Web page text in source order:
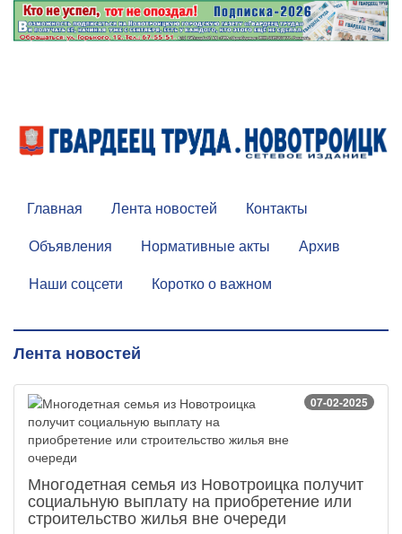
Главная Лента новостей
Контакты
Объявления
Нормативные акты
Архив
Наши соцсети
Коротко о важном
Лента новостей
07-02-2025
Многодетная семья из Новотроицка получит
социальную выплату на приобретение или
строительство жилья вне очереди